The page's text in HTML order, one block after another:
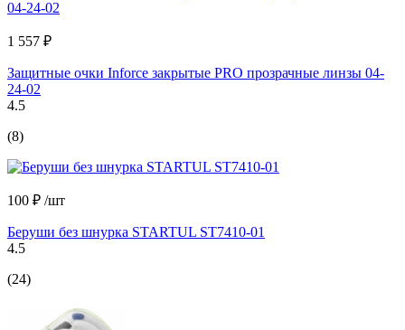
1 557 ₽
Защитные очки Inforce закрытые PRO прозрачные линзы 04-
24-02
4.5
(8)
100 ₽ /шт
Беруши без шнурка STARTUL ST7410-01
4.5
(24)